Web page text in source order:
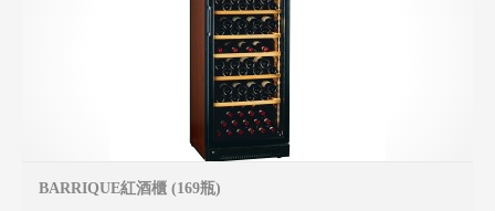
BARRIQUE紅酒櫃 (169瓶)